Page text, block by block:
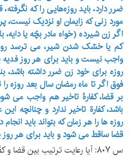
ضرر دارد، باید روزه‌هایی را که
مورد زنی که زایمان او نزدیک
اگر زن شیرده (خواه مادر بچّه یا
کم یا خشک شدن شیر، می ترسد
واجب نیست و باید برای هر روز فدیه
روزه برای خود زن ضرر داشته باشد،
فوق اگر تا ماه رمضان سال بعد روزه
بر قضا، کفارۀ تاخیر هم واجب می
باشد، کفارة تاخیر ندارد و چنانچه
روزه ها را هر زمان که بتواند باید
قضا ساقط می شود و باید برای هر
س ۸۰۷: آیا رعایت ترتیب بین قضا و کفّاره، در کفّاره روزه واجب است یا خیر؟